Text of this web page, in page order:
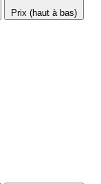
Prix (haut à bas)